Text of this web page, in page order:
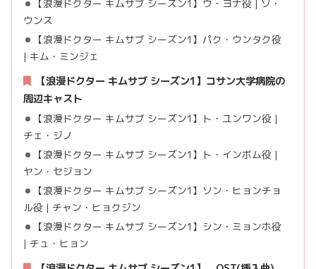
【浪漫ドクター キムサブ シーズン1】ウ・ヨナ役 | ソ・
ウンス
【浪漫ドクター キムサブ シーズン1】パク・ウンタク役
| キム・ミンジェ
【浪漫ドクター キムサブ シーズン1】コサン大学病院の
周辺キャスト
【浪漫ドクター キムサブ シーズン1】ト・ユンワン役 |
チェ・ジノ
【浪漫ドクター キムサブ シーズン1】ト・インボム役 |
ヤン・セジョン
【浪漫ドクター キムサブ シーズン1】ソン・ヒョンチョ
ル役 | チャン・ヒョクジン
【浪漫ドクター キムサブ シーズン1】シン・ミョンホ役
| チュ・ヒョン